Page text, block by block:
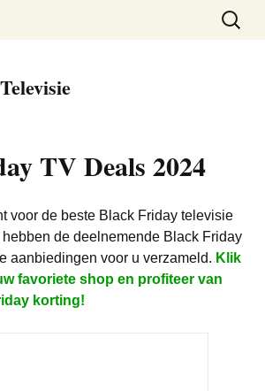
Super SALE
bij elkaar!
Zoeken
naar:
TV Deals 2024
voor de beste Black Friday televisie
de deelnemende Black Friday
aanbiedingen voor u verzameld. Klik
favoriete shop en profiteer van
korting!